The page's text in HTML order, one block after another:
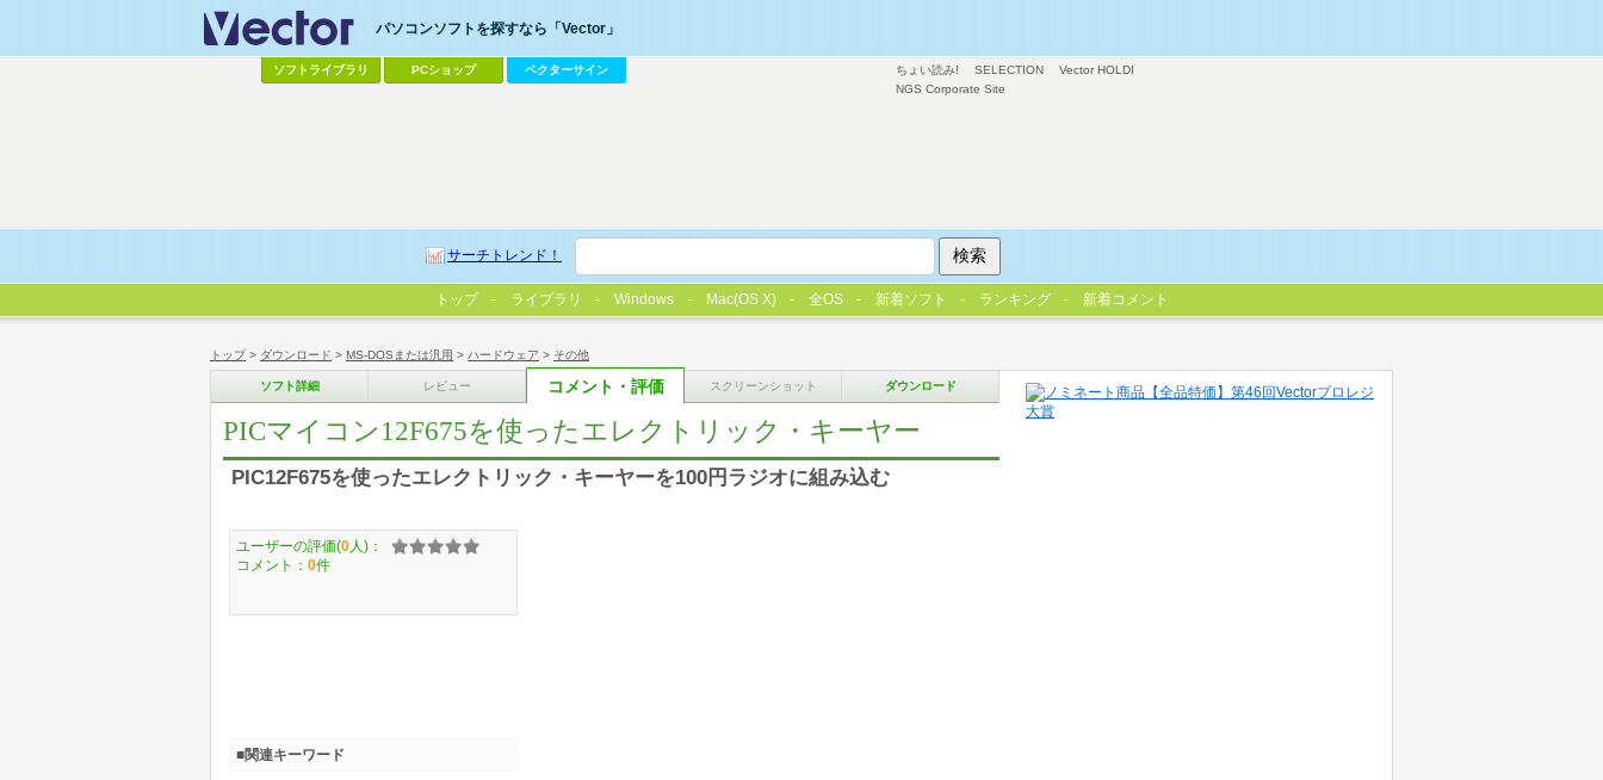
トップ> ダウンロード > MS-DOSまたは汎用 > ハードウェア > その他
ソフト詳細 レビュー コメント・評価 スクリーンショット ダウンロード
PICマイコン12F675を使ったエレクトリック・キーヤー
PIC12F675を使ったエレクトリック・キーヤーを100円ラジオに組み込む
ユーザーの評価(0 人)：
コメント： 0件
■関連キーワード
ちょい読み! SELECTION
Vector HOLDI
NGS Corporate Site
パソコンソフトを探すなら「Vector」
ソフトライブラリ PCショップ ベクターサイン
サーチトレンド！
トップ ライブラリ Windows Mac(OS X) 全OS 新着ソフト ランキング 新着コメント